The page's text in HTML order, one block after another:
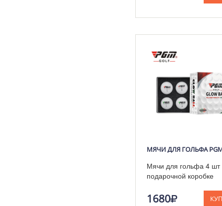
МЯЧИ ДЛЯ ГОЛЬФА
Мячи для гольфа 4 шт
подарочной коробке
1680